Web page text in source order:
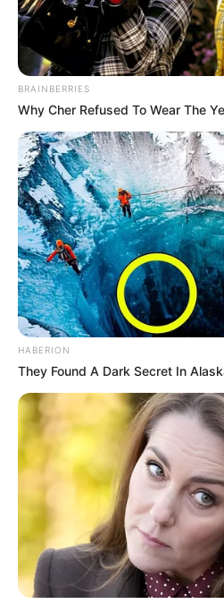
BRAINBERRIES
Why Cher Refused To Wear The
HABERION
They Found A Dark Secret In